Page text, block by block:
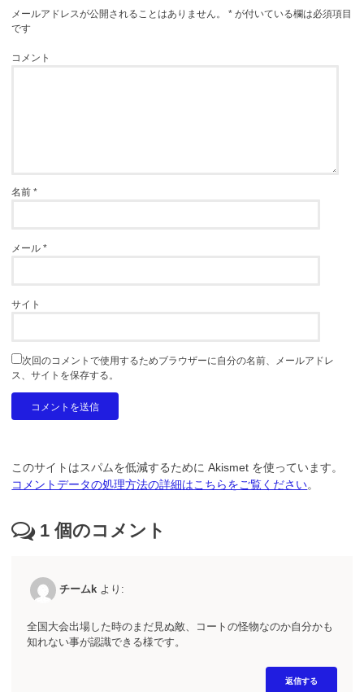
メールアドレスが公開されることはありません。 * が付いている欄は必須項目
です
コメント
名前*
メール*
サイト
次回のコメントで使用するためブラウザーに自分の名前、メールアドレ
ス、サイトを保存する。
このサイトはスパムを低減するために Akismet を使っています。
コメントデータの処理方法の詳細はこちらをご覧ください。
1 個のコメント
チームk より:
全国大会出場した時のまだ見ぬ敵、コートの怪物なのか自分かも
知れない事が認識できる様です。
返信する